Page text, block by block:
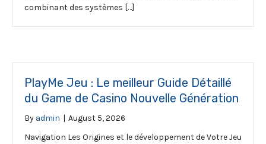
combinant des systèmes […]
PlayMe Jeu : Le meilleur Guide Détaillé
du Game de Casino Nouvelle Génération
By admin | August 5, 2026
Navigation Les Origines et le développement de Votre Jeu